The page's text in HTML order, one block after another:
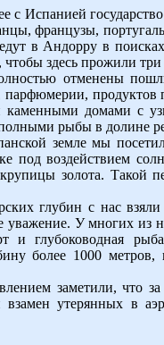
с Испанией
французы,
в Андорру в
здесь прожили
отменены
каменными домами с
рыбы в долине
земле мы
под воздействием
золота. Такой
глубин с нас
уважение. У многих
и глубоководная
более 1000 метров,
заметили, что
утерянных в